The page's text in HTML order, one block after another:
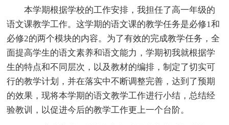
本学期根据学校的工作安排，我担任了高一年级的
语文课教学工作。这学期的语文课的教学任务是必修1和
必修2的两个模块的内容。为了有效的完成教学任务，全
面提高学生的语文素养和语文能力，学期初我就根据学
生的特点和不同层次，以及教材的编排，制定了切实可
行的教学计划，并在落实中不断调整完善，达到了预期
的效果，现将本学期的语文教学工作进行小结，总结经
验教训，以促进今后的教学工作更上一个台阶。